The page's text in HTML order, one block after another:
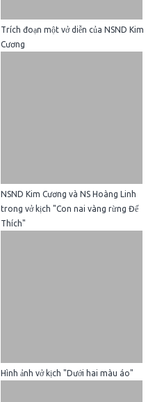
Trích đoạn một vở diễn của NSND Kim
Cương
NSND Kim Cương và NS Hoàng Linh
trong vở kịch "Con nai vàng rừng Đế
Thích"
Hình ảnh vở kịch "Dưới hai màu áo"